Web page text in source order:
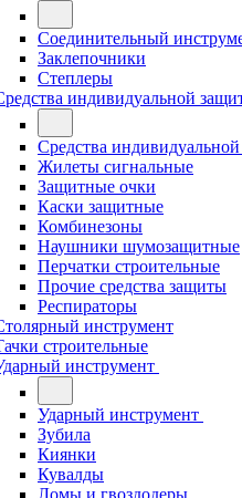
Соединительный
Заклепочники
Степлеры
индивидуальной
Средства
Жилеты сигнальные
Защитные очки
Каски защитные
Комбинезоны
Наушники шумозащитные
Перчатки строительные
Прочие средства защиты
Респираторы
инструмент
строительные
инструмент
Ударный инструмент
Зубила
Киянки
Кувалды
Ломы и гвоздодеры